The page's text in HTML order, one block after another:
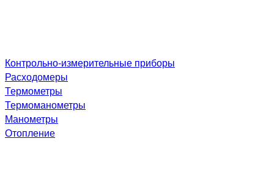
Контрольно-измерительные приборы
Расходомеры
Термометры
Термоманометры
Манометры
Отопление